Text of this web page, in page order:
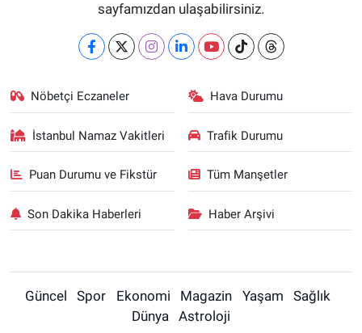
sayfamızdan ulaşabilirsiniz.
Nöbetçi Eczaneler Hava Durumu
İstanbul Namaz Vakitleri Trafik Durumu
Puan Durumu ve Fikstür Tüm Manşetler
Son Dakika Haberleri Haber Arşivi
Güncel Spor Ekonomi Magazin Yaşam
Sağlık
Dünya
Astroloji